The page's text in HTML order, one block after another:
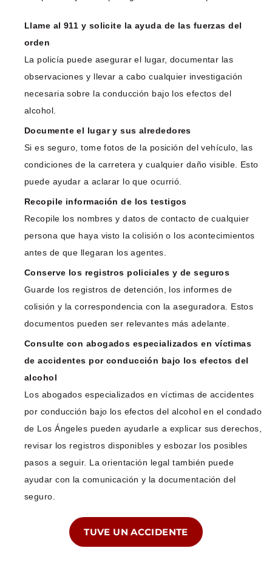
Llame al 911 y solicite la ayuda de las fuerzas del
orden
La policía puede asegurar el lugar, documentar las
observaciones y llevar a cabo cualquier investigación
necesaria sobre la conducción bajo los efectos del
alcohol.
Documente el lugar y sus alrededores
Si es seguro, tome fotos de la posición del vehículo, las
condiciones de la carretera y cualquier daño visible. Esto
puede ayudar a aclarar lo que ocurrió.
Recopile información de los testigos
Recopile los nombres y datos de contacto de cualquier
persona que haya visto la colisión o los acontecimientos
antes de que llegaran los agentes.
Conserve los registros policiales y de seguros
Guarde los registros de detención, los informes de
colisión y la correspondencia con la aseguradora. Estos
documentos pueden ser relevantes más adelante.
Consulte con abogados especializados en víctimas
de accidentes por conducción bajo los efectos del
alcohol
Los abogados especializados en víctimas de accidentes
por conducción bajo los efectos del alcohol en el condado
de Los Ángeles pueden ayudarle a explicar sus derechos,
revisar los registros disponibles y esbozar los posibles
pasos a seguir. La orientación legal también puede
ayudar con la comunicación y la documentación del
seguro.
TUVE UN ACCIDENTE